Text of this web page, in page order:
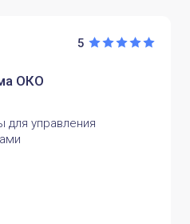
5
ОКО
управления